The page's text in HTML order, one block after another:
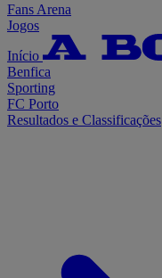
Fans Arena
Jogos
Início
Benfica
Sporting
FC Porto
Resultados e Classificações